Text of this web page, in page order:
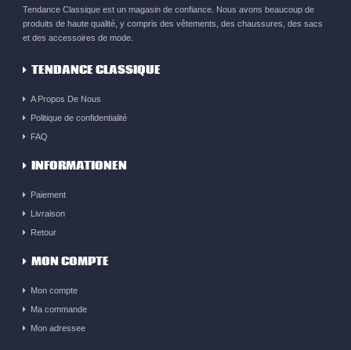
Tendance Classique est un magasin de confiance. Nous avons beaucoup de
produits de haute qualité, y compris des vêtements, des chaussures, des sacs
et des accessoires de mode.
TENDANCE CLASSIQUE
A Propos De Nous
Politique de confidentialité
FAQ
INFORMATIONEN
Paiement
Livraison
Retour
MON COMPTE
Mon compte
Ma commande
Mon adressee